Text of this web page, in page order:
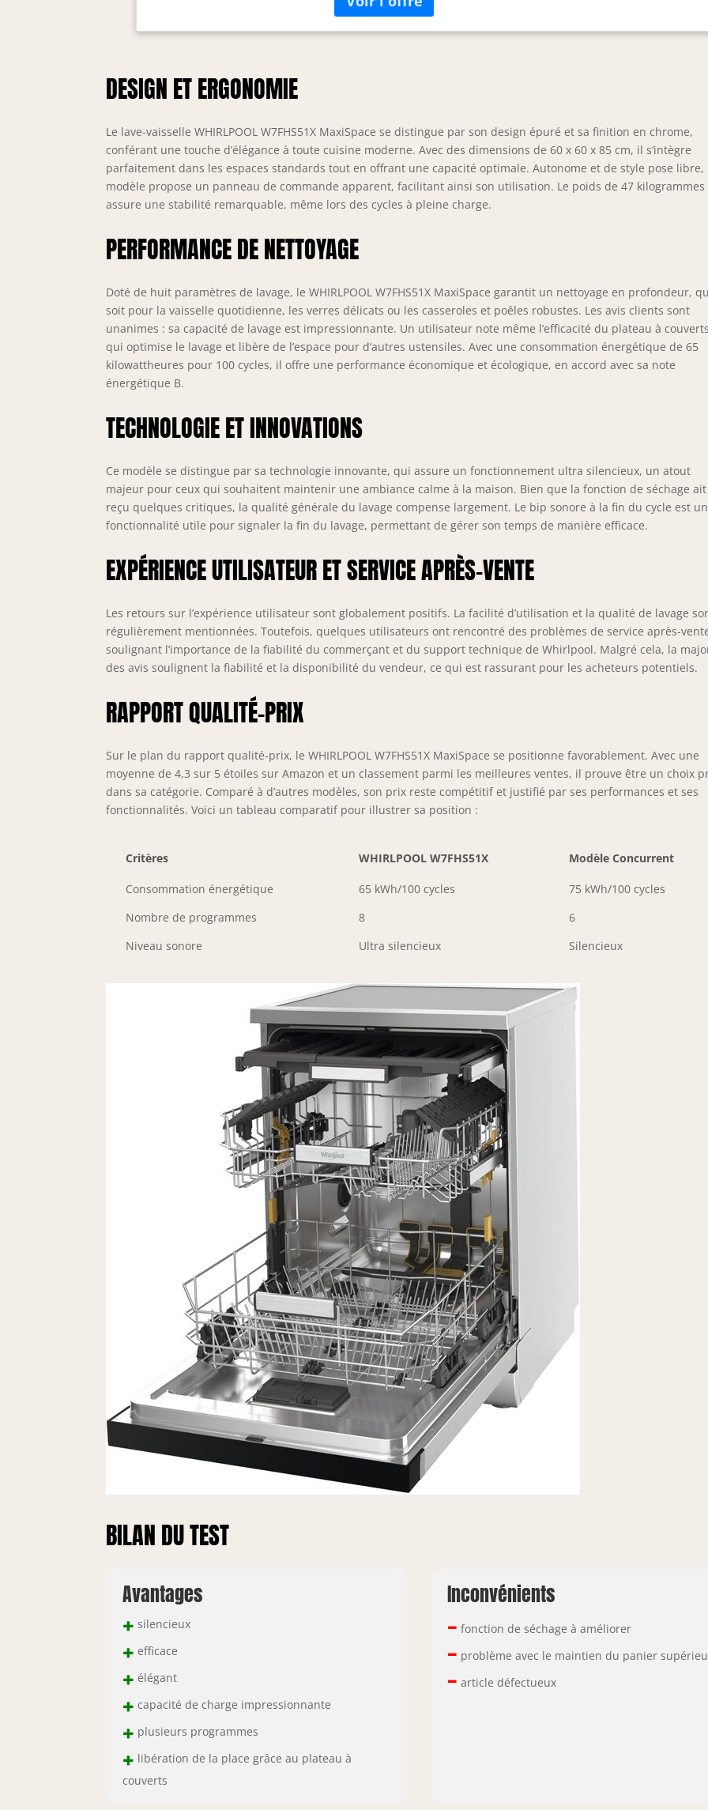
DESIGN ET ERGONOMIE
Le lave-vaisselle WHIRLPOOL W7FHS51X MaxiSpace se distingue par son design épuré et sa finition en chrome,
conférant une touche d’élégance à toute cuisine moderne. Avec des dimensions de 60 x 60 x 85 cm, il s’intègre
parfaitement dans les espaces standards tout en offrant une capacité optimale. Autonome et de style pose libre,
modèle propose un panneau de commande apparent, facilitant ainsi son utilisation. Le poids de 47 kilogrammes
assure une stabilité remarquable, même lors des cycles à pleine charge.
PERFORMANCE DE NETTOYAGE
Doté de huit paramètres de lavage, le WHIRLPOOL W7FHS51X MaxiSpace garantit un nettoyage en profondeur,
soit pour la vaisselle quotidienne, les verres délicats ou les casseroles et poêles robustes. Les avis clients sont
unanimes : sa capacité de lavage est impressionnante. Un utilisateur note même l’efficacité du plateau à
qui optimise le lavage et libère de l’espace pour d’autres ustensiles. Avec une consommation énergétique de 65
kilowattheures pour 100 cycles, il offre une performance économique et écologique, en accord avec sa note
énergétique B.
TECHNOLOGIE ET INNOVATIONS
Ce modèle se distingue par sa technologie innovante, qui assure un fonctionnement ultra silencieux, un atout
majeur pour ceux qui souhaitent maintenir une ambiance calme à la maison. Bien que la fonction de séchage ait
reçu quelques critiques, la qualité générale du lavage compense largement. Le bip sonore à la fin du cycle est
fonctionnalité utile pour signaler la fin du lavage, permettant de gérer son temps de manière efficace.
EXPÉRIENCE UTILISATEUR ET SERVICE APRÈS-VENTE
Les retours sur l’expérience utilisateur sont globalement positifs. La facilité d’utilisation et la qualité de lavage
régulièrement mentionnées. Toutefois, quelques utilisateurs ont rencontré des problèmes de service après-
soulignant l’importance de la fiabilité du commerçant et du support technique de Whirlpool. Malgré cela, la
des avis soulignent la fiabilité et la disponibilité du vendeur, ce qui est rassurant pour les acheteurs potentiels.
RAPPORT QUALITÉ-PRIX
Sur le plan du rapport qualité-prix, le WHIRLPOOL W7FHS51X MaxiSpace se positionne favorablement. Avec une
moyenne de 4,3 sur 5 étoiles sur Amazon et un classement parmi les meilleures ventes, il prouve être un choix
dans sa catégorie. Comparé à d’autres modèles, son prix reste compétitif et justifié par ses performances et ses
fonctionnalités. Voici un tableau comparatif pour illustrer sa position :
Critères WHIRLPOOL W7FHS51X Modèle Concurrent
Consommation énergétique 65 kWh/100 cycles
75 kWh/100 cycles
Nombre de programmes
8
6
Niveau sonore
Ultra silencieux Silencieux
BILAN DU TEST
Avantages
+ silencieux
+ efficace
+ élégant
+ capacité de charge impressionnante
+ plusieurs programmes
+ libération de la place grâce au plateau à
couverts
Inconvénients
– fonction de séchage à améliorer
– problème avec le maintien du panier
– article défectueux